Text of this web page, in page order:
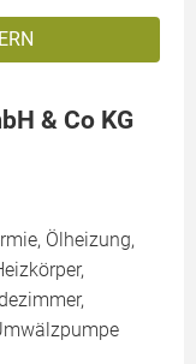
& Co KG
Ölheizung,